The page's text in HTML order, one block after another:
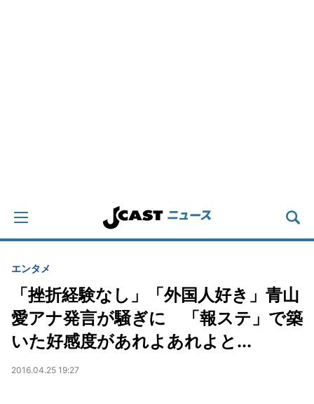
エンタメ
「挫折経験なし」「外国人好き」青山
愛アナ発言が騒ぎに 「報ステ」で築
いた好感度があれよあれよと...
2016.04.25 19:27